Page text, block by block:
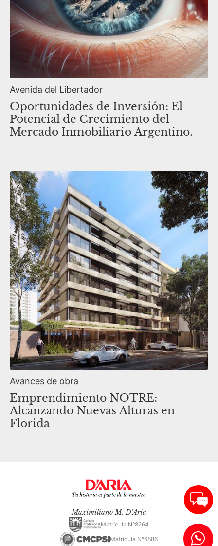
Avenida del Libertador
Oportunidades de Inversión: El
Potencial de Crecimiento del
Mercado Inmobiliario Argentino.
Avances de obra
Emprendimiento NOTRE:
Alcanzando Nuevas Alturas en
Florida
Maximiliano M. D'Aria
Matrícula N°8264
Matrícula N°6886